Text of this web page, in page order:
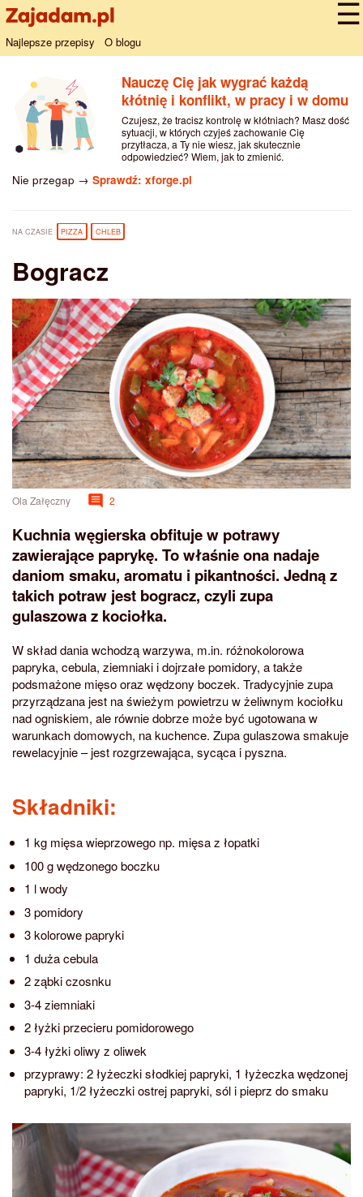
Najlepsze przepisy O blogu
Nauczę Cię jak wygrać każdą
kłótnię i konflikt, w pracy i w domu
Czujesz, że tracisz kontrolę w kłótniach? Masz dość
sytuacji, w których czyjeś zachowanie Cię
przytłacza, a Ty nie wiesz, jak skutecznie
odpowiedzieć? Wiem, jak to zmienić.
Nie przegap → Sprawdź: xforge.pl
NA CZASIE PIZZA CHLEB
Bogracz
Ola Załęczny 2
Kuchnia węgierska obfituje w potrawy
zawierające paprykę. To właśnie ona nadaje
daniom smaku, aromatu i pikantności. Jedną z
takich potraw jest bogracz, czyli zupa
gulaszowa z kociołka.
W skład dania wchodzą warzywa, m.in. różnokolorowa
papryka, cebula, ziemniaki i dojrzałe pomidory, a także
podsmażone mięso oraz wędzony boczek. Tradycyjnie zupa
przyrządzana jest na świeżym powietrzu w żeliwnym kociołku
nad ogniskiem, ale równie dobrze może być ugotowana w
warunkach domowych, na kuchence. Zupa gulaszowa smakuje
rewelacyjnie – jest rozgrzewająca, sycąca i pyszna.
Składniki:
1 kg mięsa wieprzowego np. mięsa z łopatki
100 g wędzonego boczku
1 l wody
3 pomidory
3 kolorowe papryki
1 duża cebula
2 ząbki czosnku
3-4 ziemniaki
2 łyżki przecieru pomidorowego
3-4 łyżki oliwy z oliwek
przyprawy: 2 łyżeczki słodkiej papryki, 1 łyżeczka wędzonej
papryki, 1/2 łyżeczki ostrej papryki, sól i pieprz do smaku